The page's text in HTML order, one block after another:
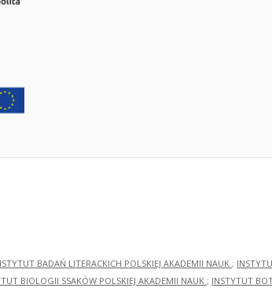
BADAŃ LITERACKICH POLSKIEJ AKADEMII NAUK ;
BIOLOGII SSAKÓW POLSKIEJ AKADEMII NAUK ; INSTYTUT